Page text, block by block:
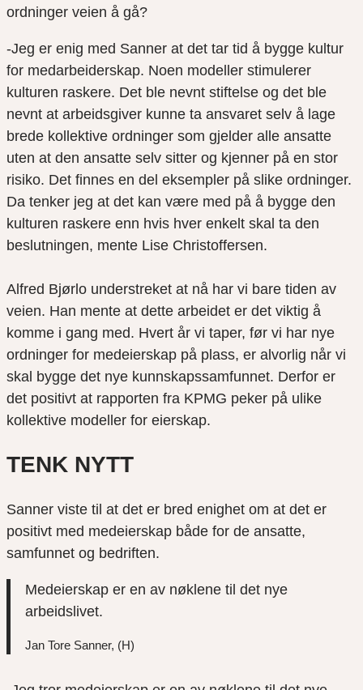
ordninger veien å gå?
-Jeg er enig med Sanner at det tar tid å bygge kultur
for medarbeiderskap. Noen modeller stimulerer
kulturen raskere. Det ble nevnt stiftelse og det ble
nevnt at arbeidsgiver kunne ta ansvaret selv å lage
brede kollektive ordninger som gjelder alle ansatte
uten at den ansatte selv sitter og kjenner på en stor
risiko. Det finnes en del eksempler på slike ordninger.
Da tenker jeg at det kan være med på å bygge den
kulturen raskere enn hvis hver enkelt skal ta den
beslutningen, mente Lise Christoffersen.
Alfred Bjørlo understreket at nå har vi bare tiden av
veien. Han mente at dette arbeidet er det viktig å
komme i gang med. Hvert år vi taper, før vi har nye
ordninger for medeierskap på plass, er alvorlig når vi
skal bygge det nye kunnskapssamfunnet. Derfor er
det positivt at rapporten fra KPMG peker på ulike
kollektive modeller for eierskap.
TENK NYTT
Sanner viste til at det er bred enighet om at det er
positivt med medeierskap både for de ansatte,
samfunnet og bedriften.
Medeierskap er en av nøklene til det nye
arbeidslivet.
Jan Tore Sanner, (H)